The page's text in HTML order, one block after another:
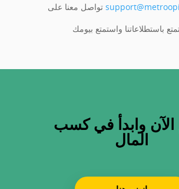
تواصل معنا على
وابدأ في كسب
المال